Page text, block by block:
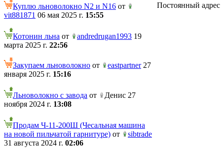
Куплю льноволокно N2 и N16 от
vit881871 06 мая 2025 г. 15:55
Котонин льна от andredrugan1993 19
марта 2025 г. 22:56
Закупаем льноволокно от eastpartner27
января 2025 г. 15:16
Льноволокно с завода от
Денис 27
ноября 2024 г. 13:08
Продам Ч-11-200Ш (Чесальная машина
на новой пильчатой гарнитуре) от
sibtrade
31 августа 2024 г. 02:06
Постоянный